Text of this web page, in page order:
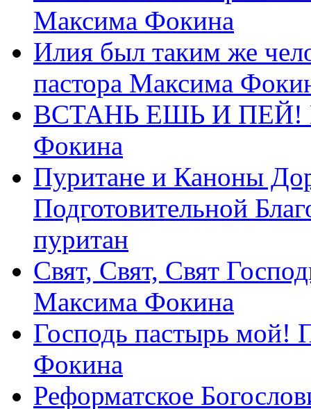
Максима Фокина
Илия был таким же
пастора Максима
ВСТАНЬ ЕШЬ И ПЕЙ!
Фокина
Пуритане и Каноны
Подготовительной
пуритан
Свят, Свят, Свят
Максима Фокина
Господь пастырь мой!
Фокина
Реформатское